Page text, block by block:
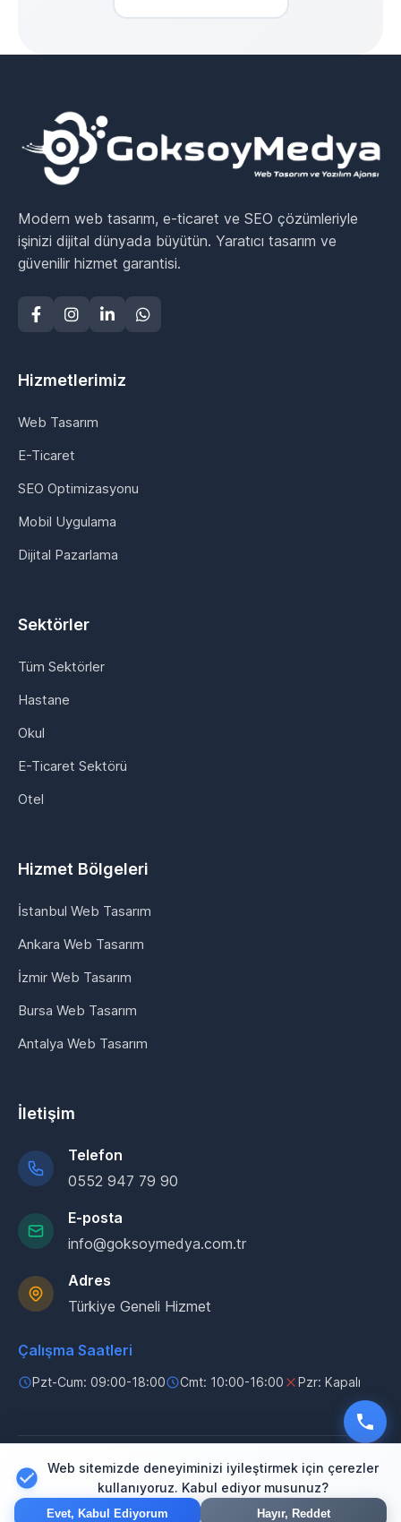
Modern web tasarım, e-ticaret ve SEO çözümleriyle
işinizi dijital dünyada büyütün. Yaratıcı tasarım ve
güvenilir hizmet garantisi.
Hizmetlerimiz
Web Tasarım
E-Ticaret
SEO Optimizasyonu
Mobil Uygulama
Dijital Pazarlama
Sektörler
Tüm Sektörler
Hastane
Okul
E-Ticaret Sektörü
Otel
Hizmet Bölgeleri
İstanbul Web Tasarım
Ankara Web Tasarım
İzmir Web Tasarım
Bursa Web Tasarım
Antalya Web Tasarım
İletişim
Telefon
0552 947 79 90
E-posta
info@goksoymedya.com.tr
Adres
Türkiye Geneli Hizmet
Çalışma Saatleri
Pzt-Cum: 09:00-18:00 Cmt: 10:00-16:00 Pzr: Kapalı
© 2025 Göksoy Medya. Tüm hakları saklıdır.
Gizlilik PolitikasıKullanım KoşullarıÇerez Politikası
Web sitemizde deneyiminizi iyileştirmek için çerezler
kullanıyoruz. Kabul ediyor musunuz?
Evet, Kabul Ediyorum Hayır, Reddet